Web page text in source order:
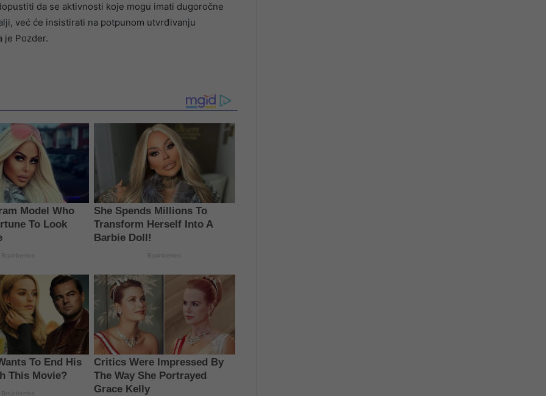
da se aktivnosti koje mogu imati dugoročne
već će insistirati na potpunom utvrđivanju
je Pozder.